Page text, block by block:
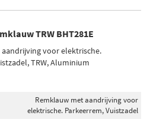
TRW BHT281E
voor elektrische.
TRW, Aluminium
Remklauw met aandrijving voor
elektrische. Parkeerrem, Vuistzadel